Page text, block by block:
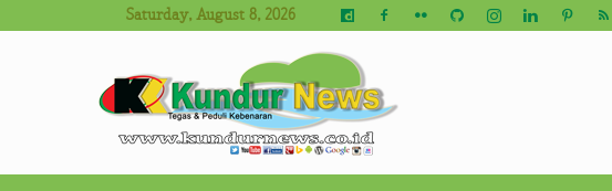
Saturday, August 8, 2026